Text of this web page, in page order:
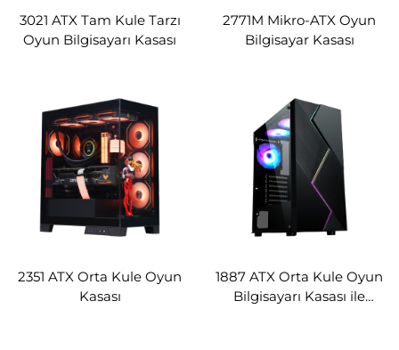
3021 ATX Tam Kule Tarzı
Oyun Bilgisayarı Kasası
2771M Mikro-ATX Oyun
Bilgisayar Kasası
2351 ATX Orta Kule Oyun
Kasası
1887 ATX Orta Kule Oyun
Bilgisayarı Kasası ile